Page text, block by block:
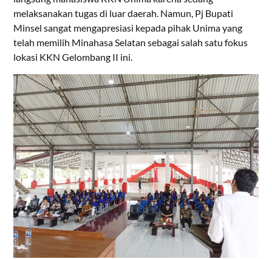
melaksanakan tugas di luar daerah. Namun, Pj Bupati
Minsel sangat mengapresiasi kepada pihak Unima yang
telah memilih Minahasa Selatan sebagai salah satu fokus
lokasi KKN Gelombang II ini.